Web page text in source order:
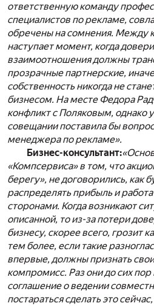
ответственную команду
специалистов по рекламе,
обречены на сомнения. Между
наступает момент, когда
взаимоотношения должны
прозрачные партнерские,
собственность никогда не
бизнесом. На месте Федора
конфликт с Поляковым,
совещании поставила бы
менеджера по рекламе».
Бизнес-консультант:
«Компсервиса» в том, что
берегу», не договорились, как
распределять прибыль и
сторонами. Когда возникают
описанной, то из-за потери
бизнесу, скорее всего, грозит
тем более, если такие
впервые, должны признать
компромисс. Раз они до сих пор
соглашение о ведении
постараться сделать это